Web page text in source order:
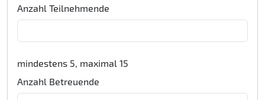
Anzahl Teilnehmende
mindestens 5, maximal 15
Anzahl Betreuende